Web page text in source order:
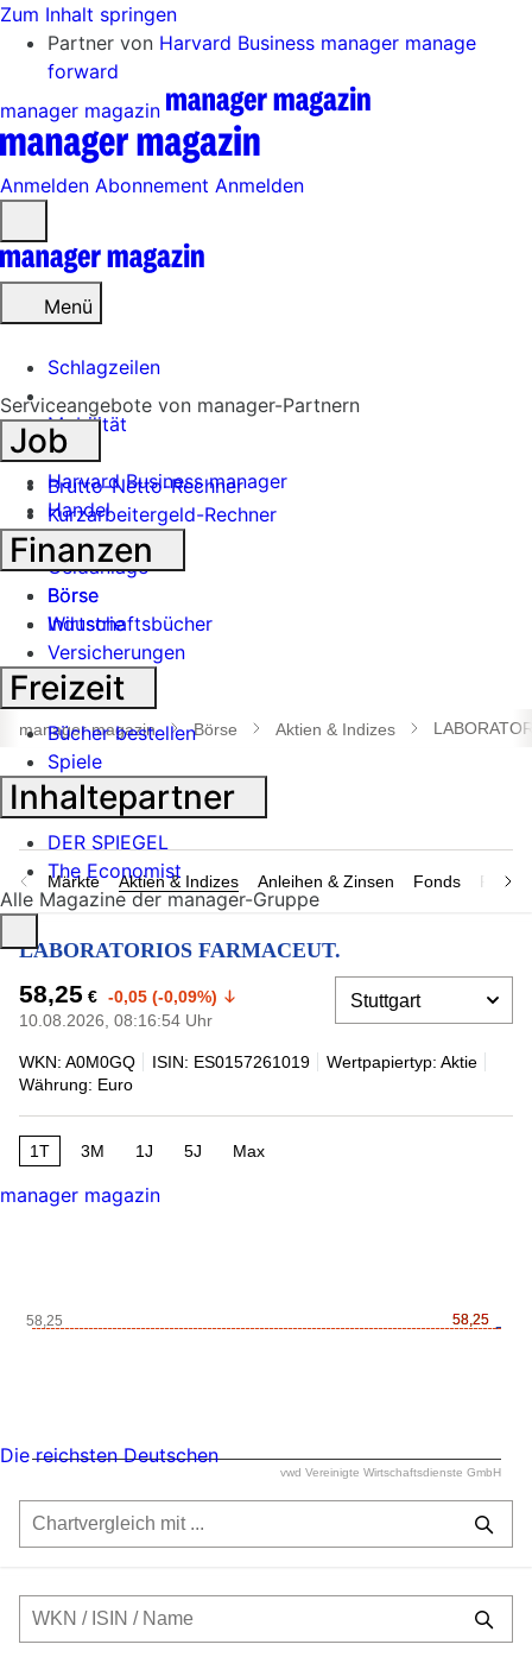
Zum Inhalt springen
Partner von Harvard Business manager manage
forward
manager magazin
Anmelden Abonnement Anmelden
öffnen
Menü
Schlagzeilen
Mobilität
Tech
Harvard Business manager
Handel
Banken
Geldanlage
Börse
Industrie
Suche
öffnen
manager magazin Börse Aktien & Indizes
Märkte Aktien & Indizes Anleihen & Zinsen Fonds
LABORATORIOS FARMACEUT.
58,25 € -0,05 (-0,09%)
10.08.2026, 08:16:54 Uhr
WKN: A0M0GQ ISIN: ES0157261019
Wertpapiertyp: Aktie
Währung: Euro
1T 3M 1J 5J Max
58,25
58,25
58,25
vwd Vereinigte Wirtschaftsdienste GmbH
Serviceangebote von manager-Partnern
Job
Brutto-Netto-Rechner
Kurzarbeitergeld-Rechner
Finanzen
Börse
Wirtschaftsbücher
Versicherungen
Freizeit
Bücher bestellen
Spiele
Inhaltepartner
DER SPIEGEL
The Economist
Alle Magazine der manager-Gruppe
manager magazin
Die reichsten Deutschen